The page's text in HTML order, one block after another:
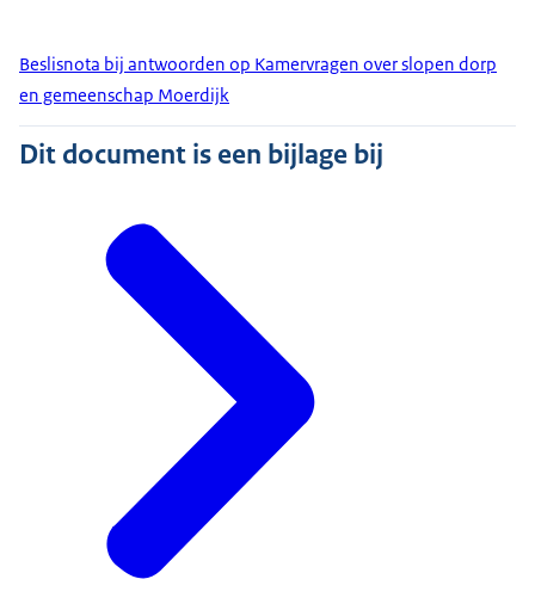
Beslisnota bij antwoorden op Kamervragen over slopen dorp
en gemeenschap Moerdijk
Dit document is een bijlage bij